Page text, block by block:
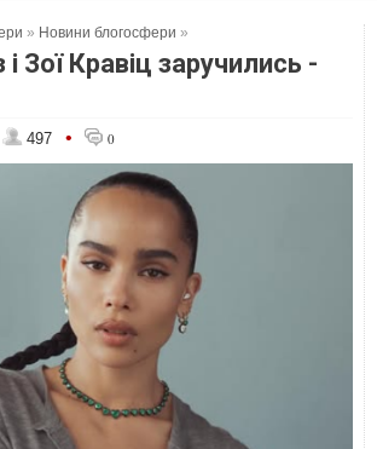
» Новини блогосфери »
і Зої Кравіц заручились -
497 • 0